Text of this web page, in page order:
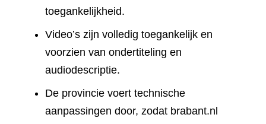
toegankelijkheid.
Video’s zijn volledig toegankelijk en
voorzien van ondertiteling en
audiodescriptie.
De provincie voert technische
aanpassingen door, zodat brabant.nl